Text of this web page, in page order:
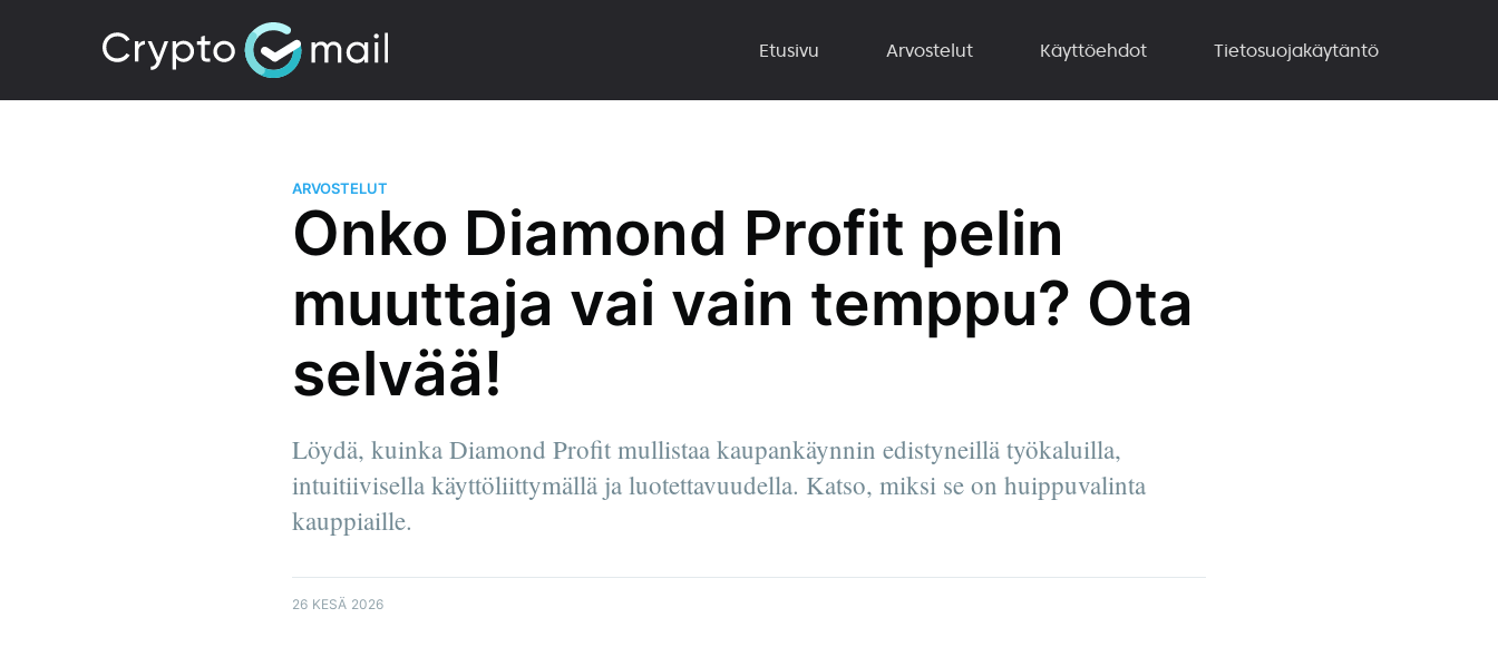
Etusivu Arvostelut Käyttöehdot Tietosuojakäytäntö
ARVOSTELUT
Onko Diamond Profit pelin
muuttaja vai vain temppu? Ota
selvää!
Löydä, kuinka Diamond Profit mullistaa kaupankäynnin edistyneillä työkaluilla,
intuitiivisella käyttöliittymällä ja luotettavuudella. Katso, miksi se on huippuvalinta
kauppiaille.
26 KESÄ 2026